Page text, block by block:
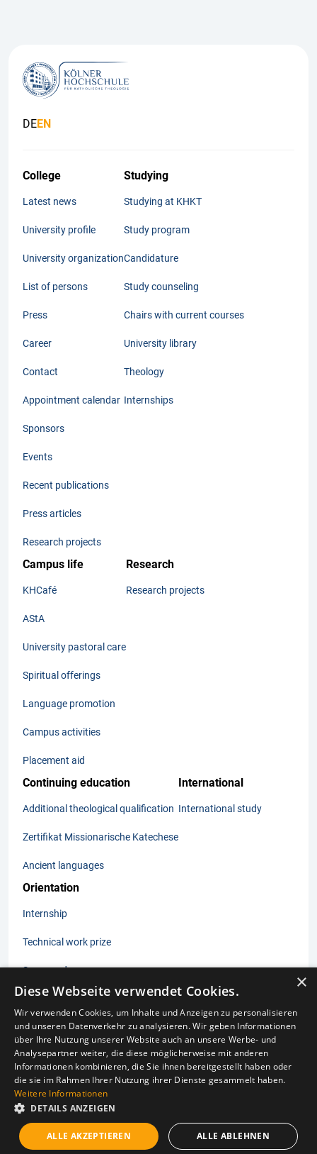
DEEN
College
Latest news
University profile
University organization
List of persons
Press
Career
Contact
Appointment calendar
Sponsors
Events
Recent publications
Press articles
Research projects
Studying
Studying at KHKT
Study program
Candidature
Study counseling
Chairs with current courses
University library
Theology
Internships
Campus life
KHCafé
AStA
University pastoral care
Spiritual offerings
Language promotion
Campus activities
Placement aid
Research
Research projects
Continuing education
Additional theological qualification
Zertifikat Missionarische Katechese
Ancient languages
International
International study
Orientation
Internship
Technical work prize
Summer days
Imprint
Data protection
Laws subject to posting
Privacy settings
×
Diese Webseite verwendet Cookies.
Wir verwenden Cookies, um Inhalte und Anzeigen zu personalisieren
und unseren Datenverkehr zu analysieren. Wir geben Informationen
über Ihre Nutzung unserer Website auch an unsere Werbe- und
Analysepartner weiter, die diese möglicherweise mit anderen
Informationen kombinieren, die Sie ihnen bereitgestellt haben oder
die sie im Rahmen Ihrer Nutzung ihrer Dienste gesammelt haben.
Weitere Informationen
DETAILS ANZEIGEN
ALLE AKZEPTIEREN ALLE ABLEHNEN